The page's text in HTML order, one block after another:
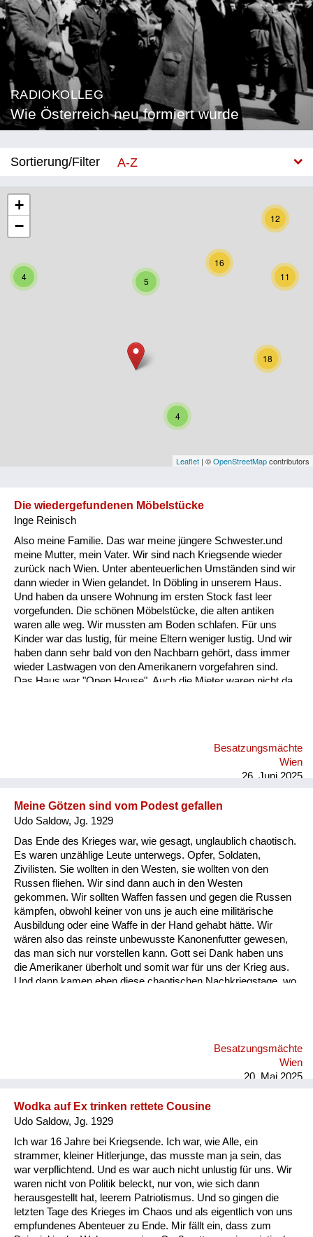
RADIOKOLLEG
Wie Österreich neu formiert wurde
Sortierung/Filter
A-Z
Kärnten
Oberösterreich
Salzburg
Vorarlberg
Besatzungsmächte
Frauen, Mütter, Kinder
Versorgung
Heimkehrer
Fluchtgeschichten
Wiederaufbau und
Wohnen
4
5
12
16
11
18
4
+
−
Leaflet | ©OpenStreetMapcontributors
Die wiedergefundenen Möbelstücke
Inge Reinisch
Also meine Familie. Das war meine jüngere Schwester.und
meine Mutter, mein Vater. Wir sind nach Kriegsende wieder
zurück nach Wien. Unter abenteuerlichen Umständen sind wir
dann wieder in Wien gelandet. In Döbling in unserem Haus.
Und haben da unsere Wohnung im ersten Stock fast leer
vorgefunden. Die schönen Möbelstücke, die alten antiken
waren alle weg. Wir mussten am Boden schlafen. Für uns
Kinder war das lustig, für meine Eltern weniger lustig. Und wir
haben dann sehr bald von den Nachbarn gehört, dass immer
wieder Lastwagen von den Amerikanern vorgefahren sind.
Das Haus war "Open House". Auch die Mieter waren nicht da,
seine Möbel. Und meine Mutter. Und das ist das Schöne an
Besatzungsmächte
Wien
26. Juni 2025
Meine Götzen sind vom Podest gefallen
Udo Saldow, Jg. 1929
Das Ende des Krieges war, wie gesagt, unglaublich chaotisch.
Es waren unzählige Leute unterwegs. Opfer, Soldaten,
Zivilisten. Sie wollten in den Westen, sie wollten von den
Russen fliehen. Wir sind dann auch in den Westen
gekommen. Wir sollten Waffen fassen und gegen die Russen
kämpfen, obwohl keiner von uns je auch eine militärische
Ausbildung oder eine Waffe in der Hand gehabt hätte. Wir
wären also das reinste unbewusste Kanonenfutter gewesen,
das man sich nur vorstellen kann. Gott sei Dank haben uns
die Amerikaner überholt und somit war für uns der Krieg aus.
Und dann kamen eben diese chaotischen Nachkriegstage, wo
willst, dann musst du arbeiten. Und da kannst du entweder die
Straße kehren oder mit einer Gruppe in den Wald gehen und
Besatzungsmächte
Wien
20. Mai 2025
Wodka auf Ex trinken rettete Cousine
Udo Saldow, Jg. 1929
Ich war 16 Jahre bei Kriegsende. Ich war, wie Alle, ein
strammer, kleiner Hitlerjunge, das musste man ja sein, das
war verpflichtend. Und es war auch nicht unlustig für uns. Wir
waren nicht von Politik beleckt, nur von, wie sich dann
herausgestellt hat, leerem Patriotismus. Und so gingen die
letzten Tage des Krieges im Chaos und als eigentlich von uns
empfundenes Abenteuer zu Ende. Mir fällt ein, dass zum